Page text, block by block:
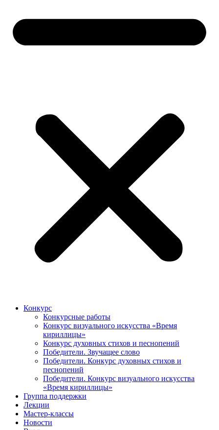
Конкурс
Конкурсные работы
Конкурс визуального искусства «Время
кириллицы»
Конкурс духовных стихов и песнопений
Победители. Звучащее слово
Победители. Конкурс духовных стихов и
песнопений
Победители. Конкурс визуального искусства
«Время кириллицы»
Группа поддержки
Лекции
Мастер-классы
Новости